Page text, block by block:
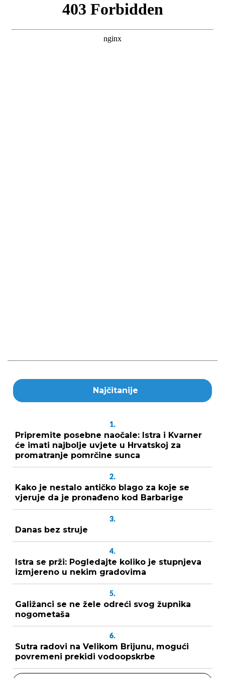
Najčitanije
1.
Pripremite posebne naočale: Istra i Kvarner
će imati najbolje uvjete u Hrvatskoj za
promatranje pomrčine sunca
2.
Kako je nestalo antičko blago za koje se
vjeruje da je pronađeno kod Barbarige
3.
Danas bez struje
4.
Istra se prži: Pogledajte koliko je stupnjeva
izmjereno u nekim gradovima
5.
Galižanci se ne žele odreći svog župnika
nogometaša
6.
Sutra radovi na Velikom Brijunu, mogući
povremeni prekidi vodoopskrbe